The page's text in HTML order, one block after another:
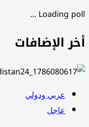
Loading poll ...
أخر الإضافات
عربي ودولي
عاجل